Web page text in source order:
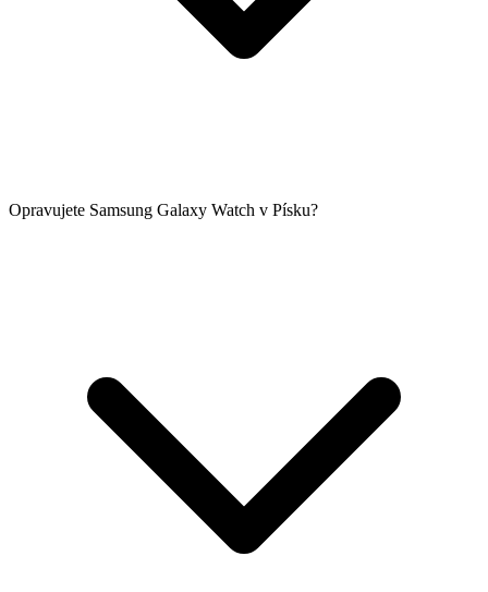
Opravujete Samsung Galaxy Watch v Písku?